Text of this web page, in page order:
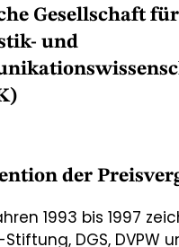
Gesellschaft für
und
der
1993 bis 1997
DGS, DVPW